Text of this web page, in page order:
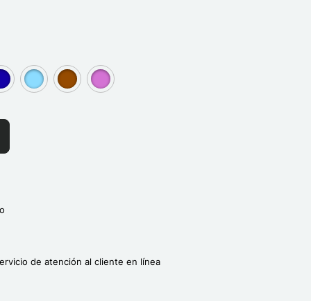
group[3]group[3]group[3]
de atención al cliente en línea